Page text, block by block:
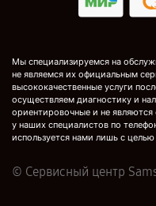
Мы специализируемся на
не являемся их официальным
высококачественные услуги
осуществляем диагностику и
ориентировочные и не
у наших специалистов по
используется нами лишь с
© Сервисный центр